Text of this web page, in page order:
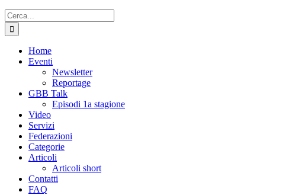
Cerca
per:
Home
Eventi
Newsletter
Reportage
GBB Talk
Episodi 1a stagione
Video
Servizi
Federazioni
Categorie
Articoli
Articoli short
Contatti
FAQ